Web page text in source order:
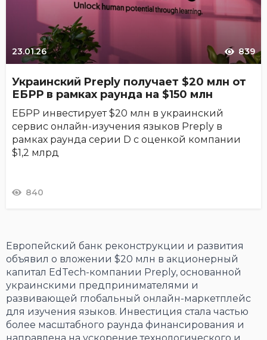
23.01.26 839
Украинский Preply получает $20 млн от
ЕБРР в рамках раунда на $150 млн
ЕБРР инвестирует $20 млн в украинский
сервис онлайн-изучения языков Preply в
рамках раунда серии D с оценкой компании
$1,2 млрд
840
Европейский банк реконструкции и развития
объявил о вложении $20 млн в акционерный
капитал EdTech-компании Preply, основанной
украинскими предпринимателями и
развивающей глобальный онлайн-маркетплейс
для изучения языков. Инвестиция стала частью
более масштабного раунда финансирования и